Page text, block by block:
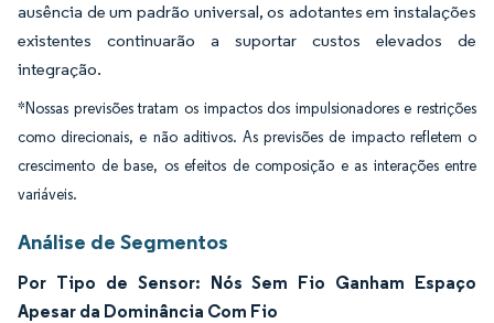
ausência de um padrão universal, os adotantes em instalações
existentes continuarão a suportar custos elevados de
integração.
*Nossas previsões tratam os impactos dos impulsionadores e restrições
como direcionais, e não aditivos. As previsões de impacto refletem o
crescimento de base, os efeitos de composição e as interações entre
variáveis.
Análise de Segmentos
Por Tipo de Sensor: Nós Sem Fio Ganham Espaço
Apesar da Dominância Com Fio